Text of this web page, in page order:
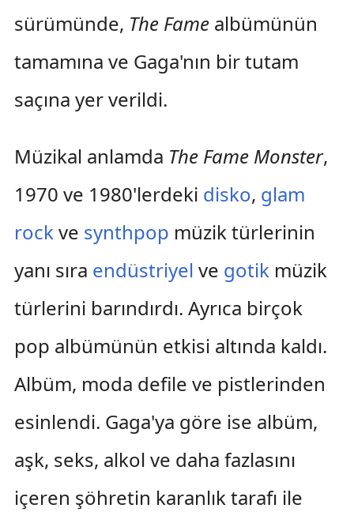
sürümünde, The Famealbümünün
tamamına ve Gaga'nın bir tutam
saçına yer verildi.
Müzikal anlamda The Fame Monster,
1970 ve 1980'lerdeki disko, glam
rockve synthpop müzik türlerinin
yanı sıra endüstriyel ve gotikmüzik
türlerini barındırdı. Ayrıca birçok
pop albümünün etkisi altında kaldı.
Albüm, moda defile ve pistlerinden
esinlendi. Gaga'ya göre ise albüm,
aşk, seks, alkol ve daha fazlasını
içeren şöhretin karanlık tarafı ile